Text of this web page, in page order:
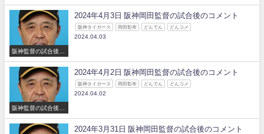
コメント
阪神監督の試合後の
コメント
2024年4月3日 阪神岡田監督の試合後のコメント
阪神タイガース 岡田彰布 どんでん どんコメ
2024.04.03
阪神監督の試合後の
コメント
2024年4月2日 阪神岡田監督の試合後のコメント
阪神タイガース 岡田彰布 どんでん どんコメ
2024.04.02
2024年3月31日 阪神岡田監督の試合後のコメント